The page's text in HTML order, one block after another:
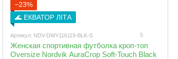
−23%
🌊 ЕКВАТОР ЛІТА
Артикул: NDV-DWY116119-BLK-S 5
Женская спортивная футболка кроп-топ
Oversize Nordvik AuraCrop Soft-Touch Black